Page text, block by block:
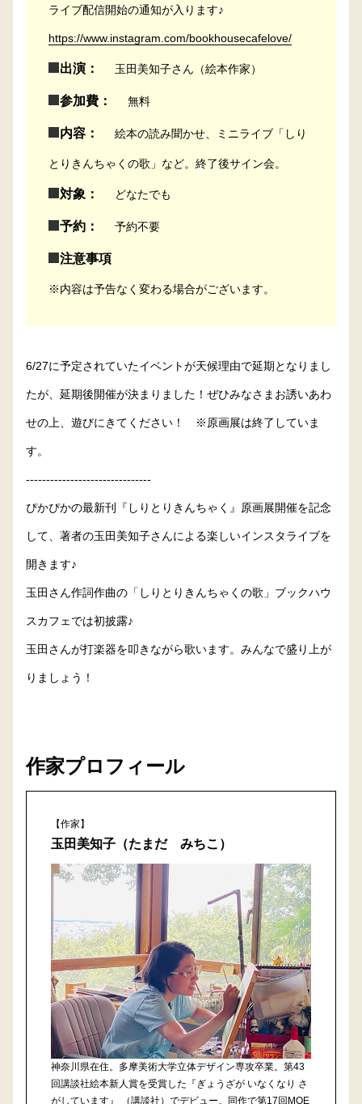
ライブ配信開始の通知が入ります♪
https://www.instagram.com/bookhousecafelove/
出演： 玉田美知子さん（絵本作家）
参加費： 無料
内容： 絵本の読み聞かせ、ミニライブ「しり
とりきんちゃくの歌」など。終了後サイン会。
対象： どなたでも
予約： 予約不要
注意事項
※内容は予告なく変わる場合がございます。
6/27に予定されていたイベントが天候理由で延期となりまし
たが、延期後開催が決まりました！ぜひみなさまお誘いあわ
せの上、遊びにきてください！ ※原画展は終了していま
す。
-------------------------------
ぴかぴかの最新刊『しりとりきんちゃく』原画展開催を記念
して、著者の玉田美知子さんによる楽しいインスタライブを
開きます♪
玉田さん作詞作曲の「しりとりきんちゃくの歌」ブックハウ
スカフェでは初披露♪
玉田さんが打楽器を叩きながら歌います。みんなで盛り上が
りましょう！
作家プロフィール
【作家】
玉田美知子（たまだ みちこ）
神奈川県在住。多摩美術大学立体デザイン専攻卒業。第43
回講談社絵本新人賞を受賞した『ぎょうざが いなくなり さ
がしています』 （講談社）でデビュー。同作で第17回MOE